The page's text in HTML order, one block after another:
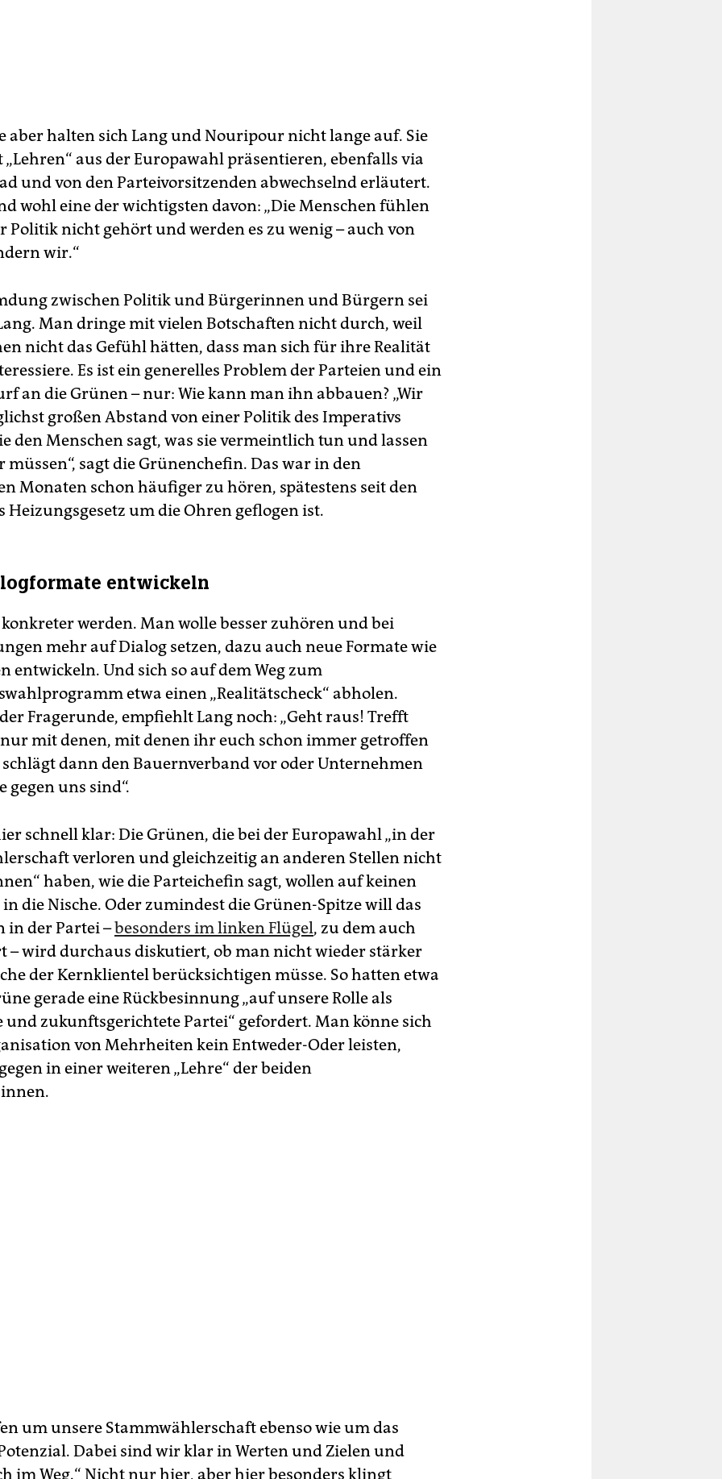
aber halten sich Lang und Nouripour nicht lange auf. Sie
„Lehren“ aus der Europawahl präsentieren, ebenfalls via
und von den Parteivorsitzenden abwechselnd erläutert.
wohl eine der wichtigsten davon: „Die Menschen fühlen
Politik nicht gehört und werden es zu wenig – auch von
wir.“
zwischen Politik und Bürgerinnen und Bürgern sei
Man dringe mit vielen Botschaften nicht durch, weil
nicht das Gefühl hätten, dass man sich für ihre Realität
Es ist ein generelles Problem der Parteien und ein
an die Grünen – nur: Wie kann man ihn abbauen? „Wir
großen Abstand von einer Politik des Imperativs
den Menschen sagt, was sie vermeintlich tun und lassen
müssen“, sagt die Grünenchefin. Das war in den
Monaten schon häufiger zu hören, spätestens seit den
Heizungsgesetz um die Ohren geflogen ist.
entwickeln
konkreter werden. Man wolle besser zuhören und bei
mehr auf Dialog setzen, dazu auch neue Formate wie
entwickeln. Und sich so auf dem Weg zum
etwa einen „Realitätscheck“ abholen.
Fragerunde, empfiehlt Lang noch: „Geht raus! Trefft
mit denen, mit denen ihr euch schon immer getroffen
dann den Bauernverband vor oder Unternehmen
gegen uns sind“.
schnell klar: Die Grünen, die bei der Europawahl „in der
verloren und gleichzeitig an anderen Stellen nicht
haben, wie die Parteichefin sagt, wollen auf keinen
die Nische. Oder zumindest die Grünen-Spitze will das
in der Partei –besonders im linken Flügel, zu dem auch
– wird durchaus diskutiert, ob man nicht wieder stärker
der Kernklientel berücksichtigen müsse. So hatten etwa
gerade eine Rückbesinnung „auf unsere Rolle als
und zukunftsgerichtete Partei“ gefordert. Man könne sich
von Mehrheiten kein Entweder-Oder leisten,
in einer weiteren „Lehre“ der beiden
um unsere Stammwählerschaft ebenso wie um das
Dabei sind wir klar in Werten und Zielen und
im Weg.“ Nicht nur hier, aber hier besonders klingt